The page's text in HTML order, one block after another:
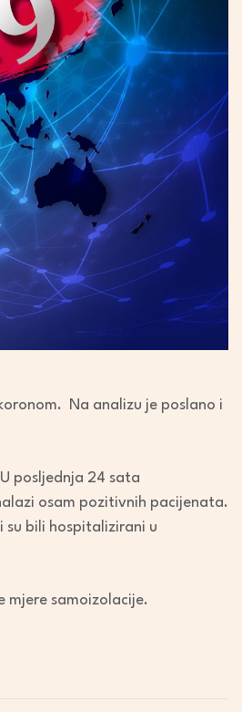
Na analizu je poslano i
posljednja 24 sata
osam pozitivnih pacijenata.
su bili hospitalizirani u
mjere samoizolacije.